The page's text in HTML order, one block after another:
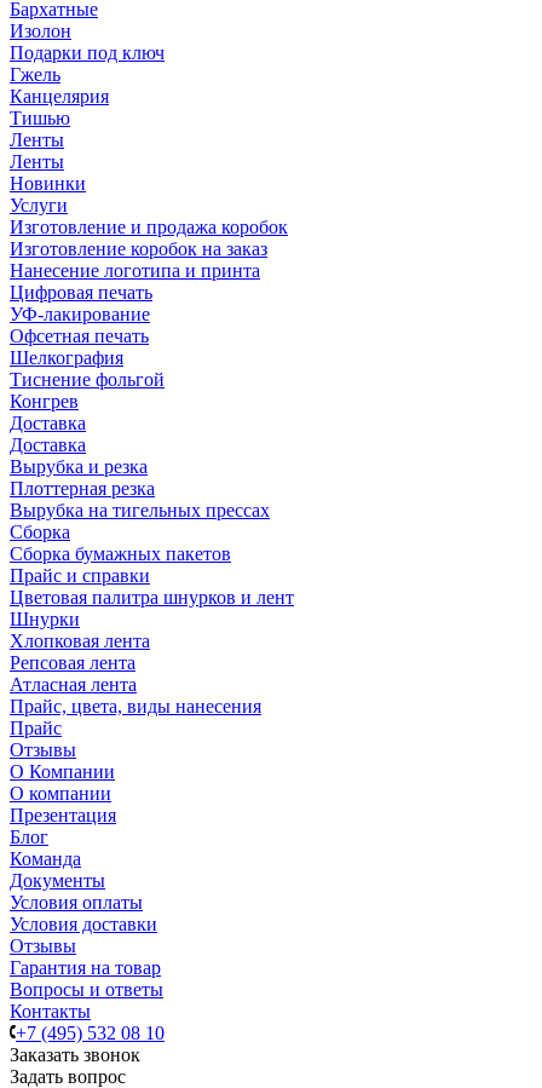
Бархатные
Изолон
Подарки под ключ
Гжель
Канцелярия
Тишью
Ленты
Ленты
Новинки
Услуги
Изготовление и продажа коробок
Изготовление коробок на заказ
Нанесение логотипа и принта
Цифровая печать
УФ-лакирование
Офсетная печать
Шелкография
Тиснение фольгой
Конгрев
Доставка
Доставка
Вырубка и резка
Плоттерная резка
Вырубка на тигельных прессах
Сборка
Сборка бумажных пакетов
Прайс и справки
Цветовая палитра шнурков и лент
Шнурки
Хлопковая лента
Репсовая лента
Атласная лента
Прайс, цвета, виды нанесения
Прайс
Отзывы
О Компании
О компании
Презентация
Блог
Команда
Документы
Условия оплаты
Условия доставки
Отзывы
Гарантия на товар
Вопросы и ответы
Контакты
+7 (495) 532 08 10
Заказать звонок
Задать вопрос